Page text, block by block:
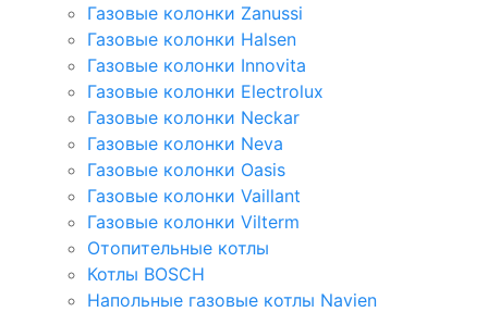
Газовые колонки Zanussi
Газовые колонки Halsen
Газовые колонки Innovita
Газовые колонки Electrolux
Газовые колонки Neckar
Газовые колонки Neva
Газовые колонки Oasis
Газовые колонки Vaillant
Газовые колонки Vilterm
Отопительные котлы
Котлы BOSCH
Напольные газовые котлы Navien